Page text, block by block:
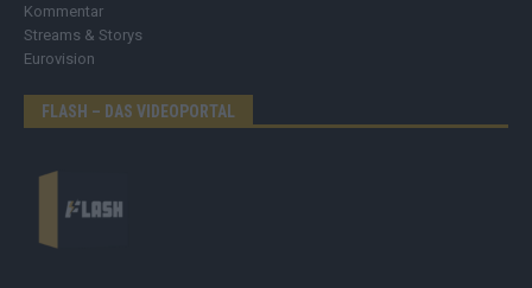
Kommentar
Streams & Storys
Eurovision
FLASH – DAS VIDEOPORTAL